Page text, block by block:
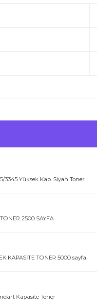
3345 Yüksek Kap. Siyah Toner
2500 SAYFA
KAPASİTE TONER 5000 sayfa
Kapasite Toner